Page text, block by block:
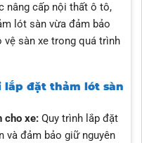
nâng cấp nội thất ô tô,
lót sàn vừa đảm bảo
vệ sàn xe trong quá trình
lắp đặt thảm lót sàn
cho xe: Quy trình lắp đặt
và đảm bảo giữ nguyên